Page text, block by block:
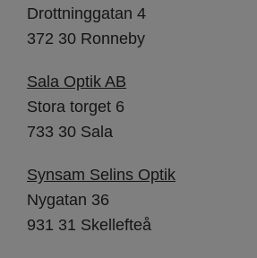
Drottninggatan 4
372 30 Ronneby
Sala Optik AB
Stora torget 6
733 30 Sala
Synsam Selins Optik
Nygatan 36
931 31 Skellefteå